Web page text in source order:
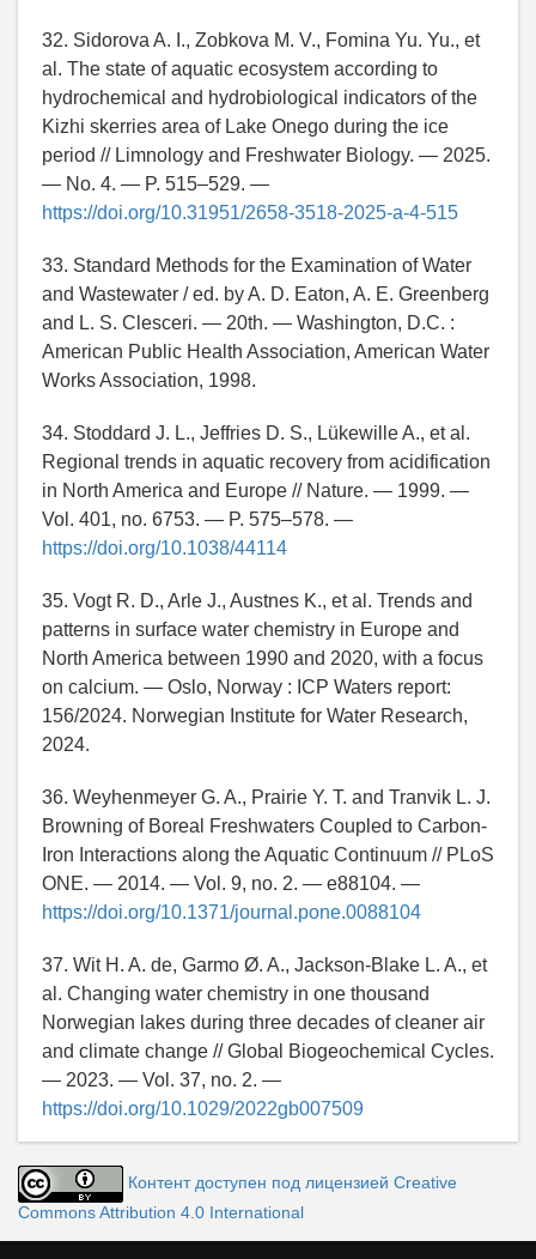
32. Sidorova A. I., Zobkova M. V., Fomina Yu. Yu., et
al. The state of aquatic ecosystem according to
hydrochemical and hydrobiological indicators of the
Kizhi skerries area of Lake Onego during the ice
period // Limnology and Freshwater Biology. — 2025.
— No. 4. — P. 515–529. —
https://doi.org/10.31951/2658-3518-2025-a-4-515
33. Standard Methods for the Examination of Water
and Wastewater / ed. by A. D. Eaton, A. E. Greenberg
and L. S. Clesceri. — 20th. — Washington, D.C. :
American Public Health Association, American Water
Works Association, 1998.
34. Stoddard J. L., Jeffries D. S., Lükewille A., et al.
Regional trends in aquatic recovery from acidification
in North America and Europe // Nature. — 1999. —
Vol. 401, no. 6753. — P. 575–578. —
https://doi.org/10.1038/44114
35. Vogt R. D., Arle J., Austnes K., et al. Trends and
patterns in surface water chemistry in Europe and
North America between 1990 and 2020, with a focus
on calcium. — Oslo, Norway : ICP Waters report:
156/2024. Norwegian Institute for Water Research,
2024.
36. Weyhenmeyer G. A., Prairie Y. T. and Tranvik L. J.
Browning of Boreal Freshwaters Coupled to Carbon-
Iron Interactions along the Aquatic Continuum // PLoS
ONE. — 2014. — Vol. 9, no. 2. — e88104. —
https://doi.org/10.1371/journal.pone.0088104
37. Wit H. A. de, Garmo Ø. A., Jackson-Blake L. A., et
al. Changing water chemistry in one thousand
Norwegian lakes during three decades of cleaner air
and climate change // Global Biogeochemical Cycles.
— 2023. — Vol. 37, no. 2. —
https://doi.org/10.1029/2022gb007509
Контент доступен под лицензией Creative
Commons Attribution 4.0 International